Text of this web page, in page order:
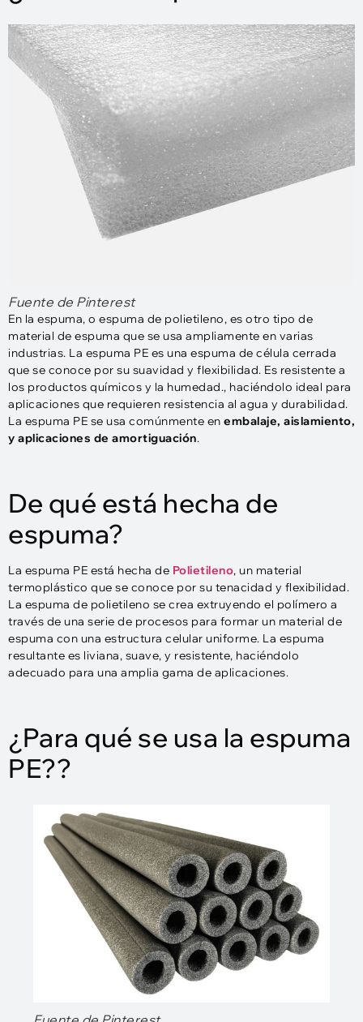
Fuente de Pinterest
En la espuma, o espuma de polietileno, es otro tipo de
material de espuma que se usa ampliamente en varias
industrias. La espuma PE es una espuma de célula cerrada
que se conoce por su suavidad y flexibilidad. Es resistente a
los productos químicos y la humedad., haciéndolo ideal para
aplicaciones que requieren resistencia al agua y durabilidad.
La espuma PE se usa comúnmente en embalaje, aislamiento,
y aplicaciones de amortiguación.
De qué está hecha de
espuma?
La espuma PE está hecha de Polietileno, un material
termoplástico que se conoce por su tenacidad y flexibilidad.
La espuma de polietileno se crea extruyendo el polímero a
través de una serie de procesos para formar un material de
espuma con una estructura celular uniforme. La espuma
resultante es liviana, suave, y resistente, haciéndolo
adecuado para una amplia gama de aplicaciones.
¿Para qué se usa la espuma
PE??